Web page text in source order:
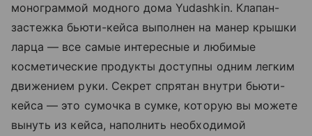
монограммой модного дома Yudashkin. Клапан-
застежка бьюти-кейса выполнен на манер крышки
ларца — все самые интересные и любимые
косметические продукты доступны одним легким
движением руки. Секрет спрятан внутри бьюти-
кейса — это сумочка в сумке, которую вы можете
вынуть из кейса, наполнить необходимой